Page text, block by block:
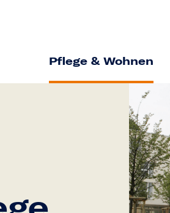
Pflege & Wohnen